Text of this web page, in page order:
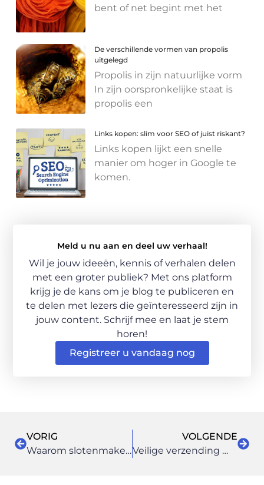
bent of net begint met het
De verschillende vormen van propolis
uitgelegd
Propolis in zijn natuurlijke vorm
In zijn oorspronkelijke staat is
propolis een
Links kopen: slim voor SEO of juist riskant?
Links kopen lijkt een snelle
manier om hoger in Google te
komen.
Meld u nu aan en deel uw verhaal!
Wil je jouw ideeën, kennis of verhalen delen
met een groter publiek? Met ons platform
krijg je de kans om je blog te publiceren en
te delen met lezers die geïnteresseerd zijn in
jouw content. Schrijf mee en laat je stem
horen!
Registreer u vandaag nog
VORIG
Waarom slotenmakers belangrijk zijn?
VOLGENDE
Veilige verzending met de juiste verzenddozen